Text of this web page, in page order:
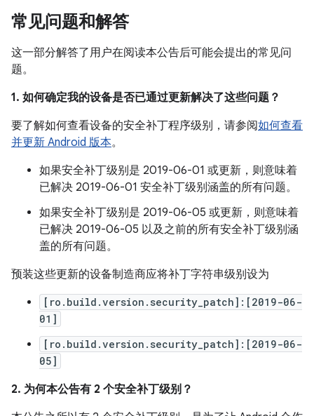
常见问题和解答
这一部分解答了用户在阅读本公告后可能会提出的常见问
题。
1. 如何确定我的设备是否已通过更新解决了这些问题？
要了解如何查看设备的安全补丁程序级别，请参阅如何查看
并更新 Android 版本。
如果安全补丁级别是 2019-06-01 或更新，则意味着
已解决 2019-06-01 安全补丁级别涵盖的所有问题。
如果安全补丁级别是 2019-06-05 或更新，则意味着
已解决 2019-06-05 以及之前的所有安全补丁级别涵
盖的所有问题。
预装这些更新的设备制造商应将补丁字符串级别设为
[ro.build.version.security_patch]:[2019-06-
01]
[ro.build.version.security_patch]:[2019-06-
05]
2. 为何本公告有 2 个安全补丁级别？